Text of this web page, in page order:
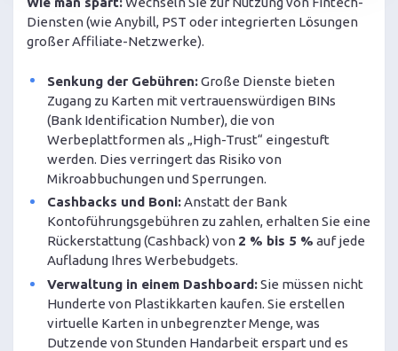
Diensten (wie Anybill, PST oder integrierten Lösungen
großer Affiliate-Netzwerke).
Senkung der Gebühren:Große Dienste bieten
Zugang zu Karten mit vertrauenswürdigen BINs
(Bank Identification Number), die von
Werbeplattformen als „High-Trust“ eingestuft
werden. Dies verringert das Risiko von
Mikroabbuchungen und Sperrungen.
Cashbacks und Boni:Anstatt der Bank
Kontoführungsgebühren zu zahlen, erhalten Sie eine
Rückerstattung (Cashback) von 2 % bis 5 % auf jede
Aufladung Ihres Werbebudgets.
Verwaltung in einem Dashboard:Sie müssen nicht
Hunderte von Plastikkarten kaufen. Sie erstellen
virtuelle Karten in unbegrenzter Menge, was
Dutzende von Stunden Handarbeit erspart und es